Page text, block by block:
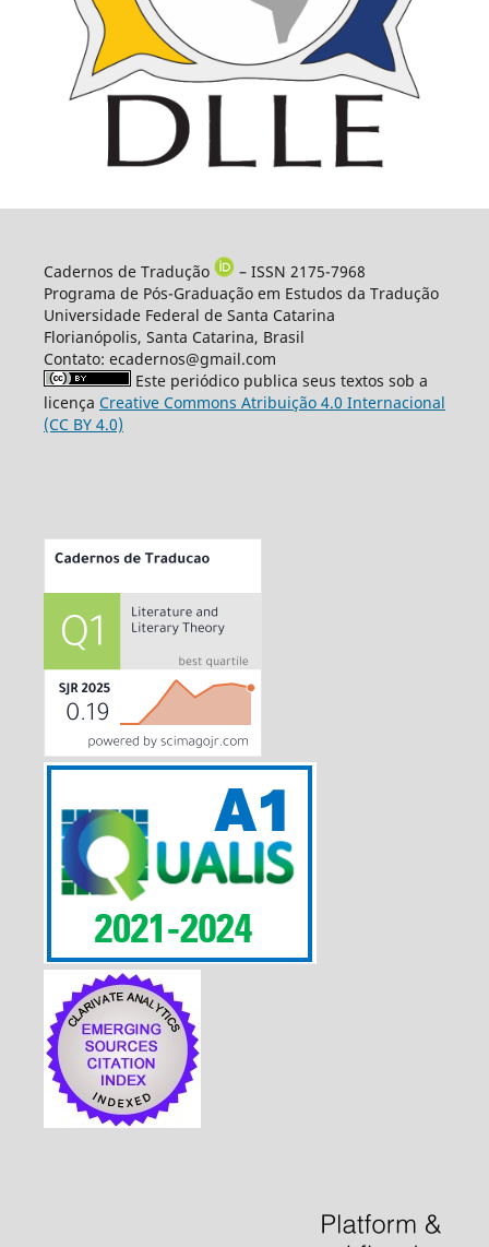
Cadernos de Tradução
– ISSN 2175-7968
Programa de Pós-Graduação em Estudos da Tradução
Universidade Federal de Santa Catarina
Florianópolis, Santa Catarina, Brasil
Contato: ecadernos@gmail.com
Este periódico publica seus textos sob a
licença Creative Commons Atribuição 4.0 Internacional
(CC BY 4.0)